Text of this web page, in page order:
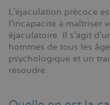
O tema da saúde
trata de procurar ajuda
sobre o assunto levam
seus efeitos
rapidez,Cialis sem
Esta modalidade de
L'éjaculation précoce
l'incapacité à maîtriser
éjaculatoire. Il s'agit
hommes de tous les
psychologique et un
résoudre.